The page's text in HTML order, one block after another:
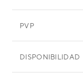
PVP
DISPONIBILIDAD